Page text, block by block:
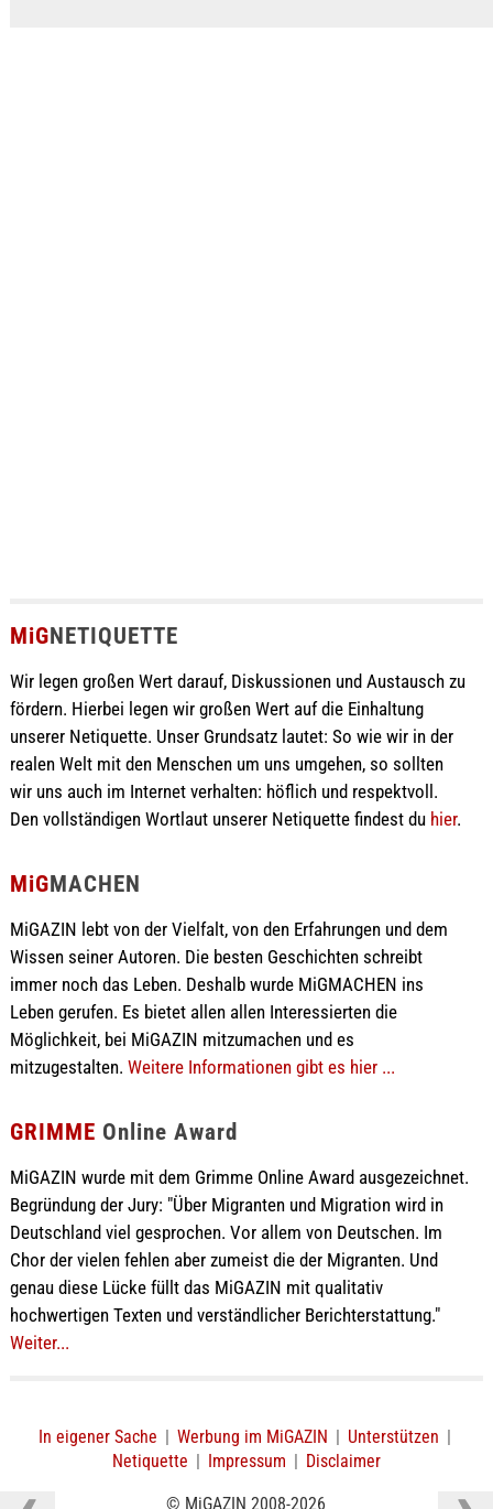
MiGNETIQUETTE
Wir legen großen Wert darauf, Diskussionen und Austausch zu
fördern. Hierbei legen wir großen Wert auf die Einhaltung
unserer Netiquette. Unser Grundsatz lautet: So wie wir in der
realen Welt mit den Menschen um uns umgehen, so sollten
wir uns auch im Internet verhalten: höflich und respektvoll.
Den vollständigen Wortlaut unserer Netiquette findest du hier.
MiGMACHEN
MiGAZIN lebt von der Vielfalt, von den Erfahrungen und dem
Wissen seiner Autoren. Die besten Geschichten schreibt
immer noch das Leben. Deshalb wurde MiGMACHEN ins
Leben gerufen. Es bietet allen allen Interessierten die
Möglichkeit, bei MiGAZIN mitzumachen und es
mitzugestalten. Weitere Informationen gibt es hier ...
GRIMME Online Award
MiGAZIN wurde mit dem Grimme Online Award ausgezeichnet.
Begründung der Jury: "Über Migranten und Migration wird in
Deutschland viel gesprochen. Vor allem von Deutschen. Im
Chor der vielen fehlen aber zumeist die der Migranten. Und
genau diese Lücke füllt das MiGAZIN mit qualitativ
hochwertigen Texten und verständlicher Berichterstattung."
Weiter...
In eigener Sache | Werbung im MiGAZIN | Unterstützen |
Netiquette | Impressum | Disclaimer
© MiGAZIN 2008-2026